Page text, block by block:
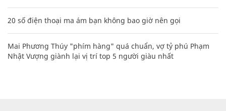
20 số điện thoại ma ám bạn không bao giờ nên gọi
Mai Phương Thúy "phím hàng" quá chuẩn, vợ tỷ phú Phạm
Nhật Vượng giành lại vị trí top 5 người giàu nhất